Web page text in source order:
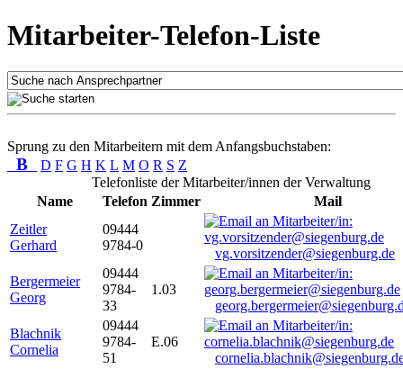
Mitarbeiter-Telefon-Liste
Sprung zu den Mitarbeitern mit dem Anfangsbuchstaben:
B D F G H K L M O R S Z
Telefonliste der Mitarbeiter/innen der Verwaltung
Name
Telefon Zimmer
Mail
Zeitler
Gerhard
09444
9784-0
vg.vorsitzender@siegenburg.de
Bergermeier
Georg
09444
9784-
33
1.03
Blachnik
Cornelia
09444
9784-
51
E.06